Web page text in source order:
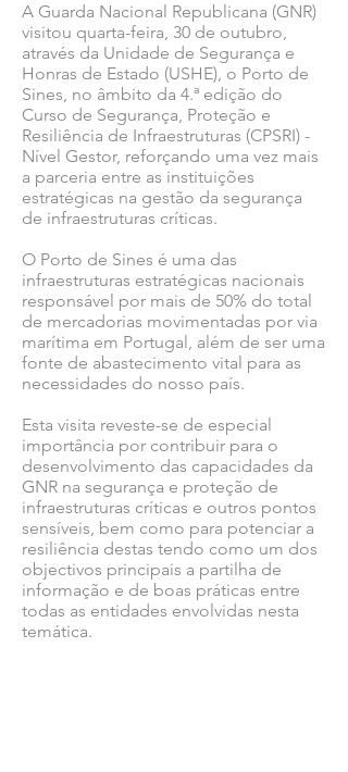
A Guarda Nacional Republicana (GNR)
visitou quarta-feira, 30 de outubro,
através da Unidade de Segurança e
Honras de Estado (USHE), o Porto de
Sines, no âmbito da 4.ª edição do
Curso de Segurança, Proteção e
Resiliência de Infraestruturas (CPSRI) -
Nível Gestor, reforçando uma vez mais
a parceria entre as instituições
estratégicas na gestão da segurança
de infraestruturas críticas.
O Porto de Sines é uma das
infraestruturas estratégicas nacionais
responsável por mais de 50% do total
de mercadorias movimentadas por via
marítima em Portugal, além de ser uma
fonte de abastecimento vital para as
necessidades do nosso país.
Esta visita reveste-se de especial
importância por contribuir para o
desenvolvimento das capacidades da
GNR na segurança e proteção de
infraestruturas críticas e outros pontos
sensíveis, bem como para potenciar a
resiliência destas tendo como um dos
objectivos principais a partilha de
informação e de boas práticas entre
todas as entidades envolvidas nesta
temática.